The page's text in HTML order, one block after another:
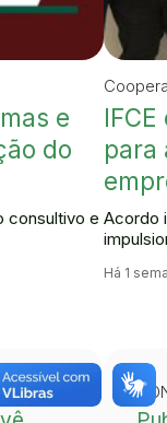
e
do
consultivo e
para
Acordo
Há 1